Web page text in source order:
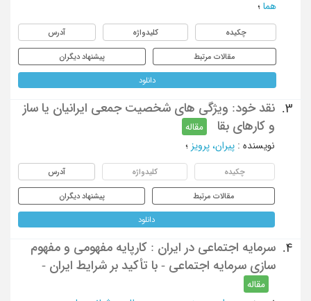
هما ؛
چکیده کلیدواژه آدرس
مقالات مرتبط پیشنهاد دیگران
دانلود
3.
نقد خود: ویژگی های شخصیت جمعی ایرانیان یا ساز
و کارهای بقا
مقاله
نویسنده : پیران، پرویز ؛
چکیده کلیدواژه آدرس
مقالات مرتبط پیشنهاد دیگران
دانلود
4.
سرمایه اجتماعی در ایران : کارپایه مفهومی و مفهوم
سازی سرمایه اجتماعی - با تأکید بر شرایط ایران -
مقاله